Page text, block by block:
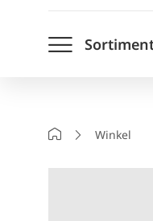
StartseiteWinkel